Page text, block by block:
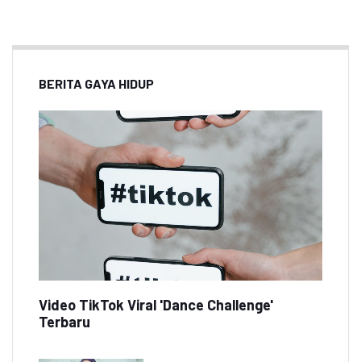
BERITA GAYA HIDUP
Video TikTok Viral 'Dance Challenge'
Terbaru